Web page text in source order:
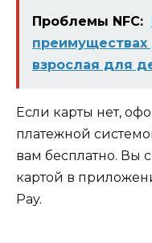
Проблемы NFC:
преимуществах
взрослая для
Если карты нет,
платежной
вам бесплатно. Вы
картой в
Pay.